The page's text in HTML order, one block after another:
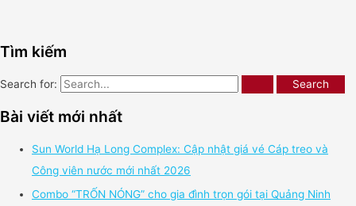
Tìm kiếm
Search for:
Bài viết mới nhất
Sun World Hạ Long Complex: Cập nhật giá vé Cáp treo và
Công viên nước mới nhất 2026
Combo “TRỐN NÓNG” cho gia đình trọn gói tại Quảng Ninh